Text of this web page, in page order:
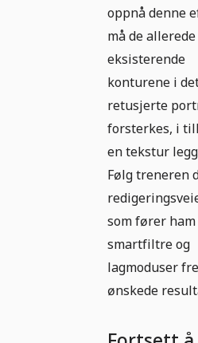
oppnå denne
må de allerede
eksisterende
konturene i
retusjerte
forsterkes, i
en tekstur
Følg treneren
som fører ham
smartfiltre og
lagmoduser
ønskede